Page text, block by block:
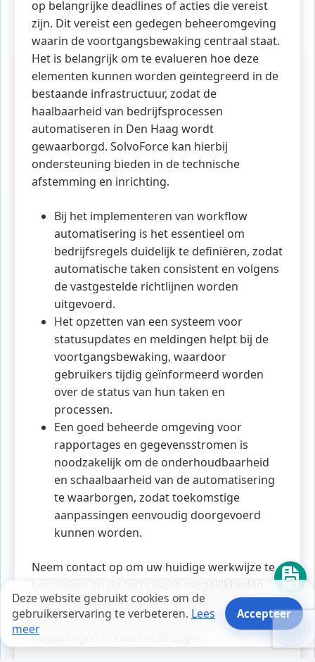
op belangrijke deadlines of acties die vereist
zijn. Dit vereist een gedegen beheeromgeving
waarin de voortgangsbewaking centraal staat.
Het is belangrijk om te evalueren hoe deze
elementen kunnen worden geïntegreerd in de
bestaande infrastructuur, zodat de
haalbaarheid van bedrijfsprocessen
automatiseren in Den Haag wordt
gewaarborgd. SolvoForce kan hierbij
ondersteuning bieden in de technische
afstemming en inrichting.
Bij het implementeren van workflow
automatisering is het essentieel om
bedrijfsregels duidelijk te definiëren, zodat
automatische taken consistent en volgens
de vastgestelde richtlijnen worden
uitgevoerd.
Het opzetten van een systeem voor
statusupdates en meldingen helpt bij de
voortgangsbewaking, waardoor
gebruikers tijdig geïnformeerd worden
over de status van hun taken en
processen.
Een goed beheerde omgeving voor
rapportages en gegevensstromen is
noodzakelijk om de onderhoudbaarheid
en schaalbaarheid van de automatisering
te waarborgen, zodat toekomstige
aanpassingen eenvoudig doorgevoerd
kunnen worden.
Neem contact op om uw huidige werkwijze te
voor automatisering te beoordelen. U kunt
ook een offerte aanvragen om de gewenste
koppelingen in kaart te brengen.
Deze website gebruikt cookies om de
gebruikerservaring te verbeteren. Lees
meer
Accepteer